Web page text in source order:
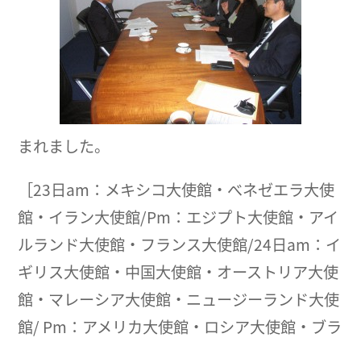
まれました。
［23日am：メキシコ大使館・べネゼエラ大使
館・イラン大使館/Pm：エジプト大使館・アイ
ルランド大使館・フランス大使館/24日am：イ
ギリス大使館・中国大使館・オーストリア大使
館・マレーシア大使館・ニュージーランド大使
館/ Pm：アメリカ大使館・ロシア大使館・ブラ